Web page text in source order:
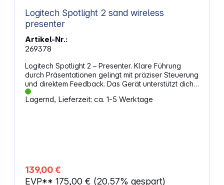
Logitech Spotlight 2 sand wireless
presenter
Artikel-Nr.:
269378
Logitech Spotlight 2 – Presenter. Klare Führung
durch Präsentationen gelingt mit präziser Steuerung
und direktem Feedback. Das Gerät unterstützt dich
mit haptischem Feedback und digitalen
Hervorhebungen, sodass Inhalte gezielt in den
an deinen Ablauf anzupassen. Die integrierte
Lithium‑Ionen‑Batterie erreicht eine Laufzeit von bis
zu 3 Monaten für Presenter und Laserpointer.
Lagernd, Lieferzeit: ca. 1-5 Werktage
139,00 €
EVP** 175,00 € (20.57% gespart)